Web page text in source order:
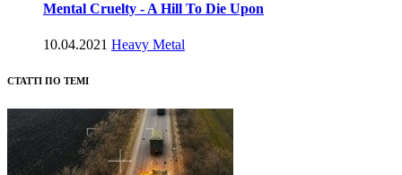
Mental Cruelty - A Hill To Die Upon
10.04.2021 Heavy Metal
СТАТТІ ПО ТЕМІ